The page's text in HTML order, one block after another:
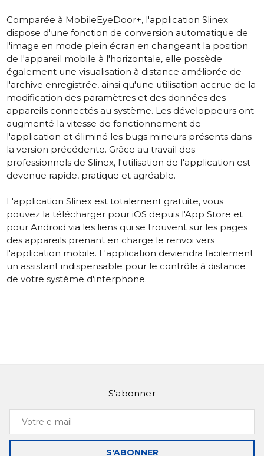
Comparée à MobileEyeDoor+, l'application Slinex
dispose d'une fonction de conversion automatique de
l'image en mode plein écran en changeant la position
de l'appareil mobile à l'horizontale, elle possède
également une visualisation à distance améliorée de
l'archive enregistrée, ainsi qu'une utilisation accrue de la
modification des paramètres et des données des
appareils connectés au système. Les développeurs ont
augmenté la vitesse de fonctionnement de
l'application et éliminé les bugs mineurs présents dans
la version précédente. Grâce au travail des
professionnels de Slinex, l'utilisation de l'application est
devenue rapide, pratique et agréable.
L'application Slinex est totalement gratuite, vous
pouvez la télécharger pour iOS depuis l'App Store et
pour Android via les liens qui se trouvent sur les pages
des appareils prenant en charge le renvoi vers
l'application mobile. L'application deviendra facilement
un assistant indispensable pour le contrôle à distance
de votre système d'interphone.
S'abonner
Votre
mail
S'ABONNER